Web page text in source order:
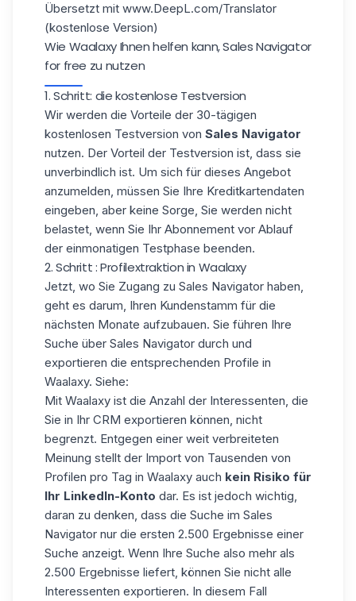
Übersetzt mit www.DeepL.com/Translator
(kostenlose Version)
Wie Waalaxy Ihnen helfen kann, Sales Navigator
for free zu nutzen
1. Schritt: die kostenlose Testversion
Wir werden die Vorteile der 30-tägigen
kostenlosen Testversion von Sales Navigator
nutzen. Der Vorteil der Testversion ist, dass sie
unverbindlich ist. Um sich für dieses Angebot
anzumelden, müssen Sie Ihre Kreditkartendaten
eingeben, aber keine Sorge, Sie werden nicht
belastet, wenn Sie Ihr Abonnement vor Ablauf
der einmonatigen Testphase beenden.
2. Schritt : Profilextraktion in Waalaxy
Jetzt, wo Sie Zugang zu Sales Navigator haben,
geht es darum, Ihren Kundenstamm für die
nächsten Monate aufzubauen. Sie führen Ihre
Suche über Sales Navigator durch und
exportieren die entsprechenden Profile in
Waalaxy. Siehe:
Mit Waalaxy ist die Anzahl der Interessenten, die
Sie in Ihr CRM exportieren können, nicht
begrenzt. Entgegen einer weit verbreiteten
Meinung stellt der Import von Tausenden von
Profilen pro Tag in Waalaxy auch kein Risiko für
Ihr LinkedIn-Konto dar. Es ist jedoch wichtig,
daran zu denken, dass die Suche im Sales
Navigator nur die ersten 2.500 Ergebnisse einer
Suche anzeigt. Wenn Ihre Suche also mehr als
2.500 Ergebnisse liefert, können Sie nicht alle
Interessenten exportieren. In diesem Fall